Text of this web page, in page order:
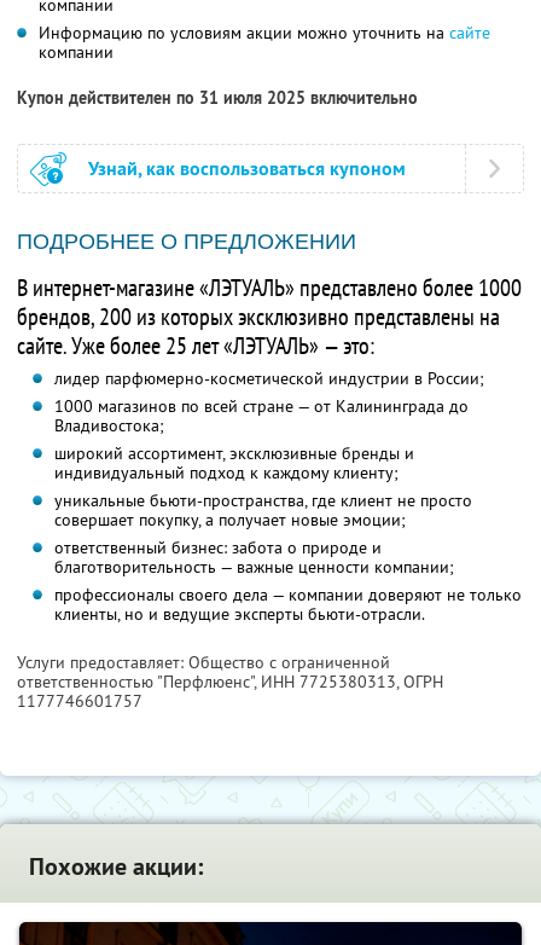
компании
Информацию по условиям акции можно уточнить на сайте
компании
Купон действителен по 31 июля 2025 включительно
Узнай, как воспользоваться купоном
ПОДРОБНЕЕ О ПРЕДЛОЖЕНИИ
В интернет-магазине «ЛЭТУАЛЬ» представлено более 1000
брендов, 200 из которых эксклюзивно представлены на
сайте. Уже более 25 лет «ЛЭТУАЛЬ» — это:
лидер парфюмерно-косметической индустрии в России;
1000 магазинов по всей стране — от Калининграда до
Владивостока;
широкий ассортимент, эксклюзивные бренды и
индивидуальный подход к каждому клиенту;
уникальные бьюти-пространства, где клиент не просто
совершает покупку, а получает новые эмоции;
ответственный бизнес: забота о природе и
благотворительность — важные ценности компании;
профессионалы своего дела — компании доверяют не только
клиенты, но и ведущие эксперты бьюти-отрасли.
Услуги предоставляет: Общество с ограниченной
ответственностью "Перфлюенс", ИНН 7725380313, ОГРН
1177746601757
Похожие акции: